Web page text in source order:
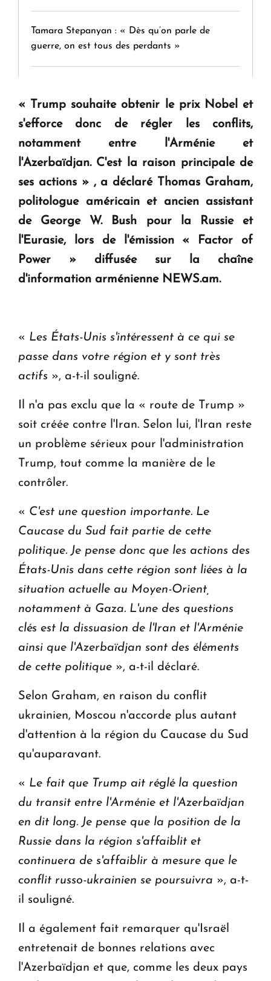
Tamara Stepanyan : « Dès qu’on parle de
guerre, on est tous des perdants »
question d'un référendum ne se pose pas. "
KASA : 30 ans d'audace, de résilience et d'avenir
en Arménie
Le premier hôtel Hyatt Regency d'Arménie
« Trump souhaite obtenir le prix Nobel et
s'efforce donc de régler les conflits,
notamment entre l'Arménie et
l'Azerbaïdjan. C'est la raison principale de
ses actions » , a déclaré Thomas Graham,
politologue américain et ancien assistant
de George W. Bush pour la Russie et
l'Eurasie, lors de l'émission « Factor of
Power » diffusée sur la chaîne
d'information arménienne NEWS.am.
« Les États-Unis s'intéressent à ce qui se
passe dans votre région et y sont très
actifs », a-t-il souligné.
Il n'a pas exclu que la « route de Trump »
soit créée contre l'Iran. Selon lui, l'Iran reste
un problème sérieux pour l'administration
Trump, tout comme la manière de le
contrôler.
« C'est une question importante. Le
Caucase du Sud fait partie de cette
politique. Je pense donc que les actions des
États-Unis dans cette région sont liées à la
situation actuelle au Moyen-Orient,
notamment à Gaza. L'une des questions
clés est la dissuasion de l'Iran et l'Arménie
ainsi que l'Azerbaïdjan sont des éléments
de cette politique », a-t-il déclaré.
Selon Graham, en raison du conflit
ukrainien, Moscou n'accorde plus autant
d'attention à la région du Caucase du Sud
qu'auparavant.
« Le fait que Trump ait réglé la question
du transit entre l'Arménie et l'Azerbaïdjan
en dit long. Je pense que la position de la
Russie dans la région s'affaiblit et
continuera de s'affaiblir à mesure que le
conflit russo-ukrainien se poursuivra », a-t-
il souligné.
Il a également fait remarquer qu'Israël
entretenait de bonnes relations avec
l'Azerbaïdjan et que, comme les deux pays